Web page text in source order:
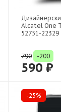
Alcatel One
52751-22329
790 -200
590 ₽
-25%